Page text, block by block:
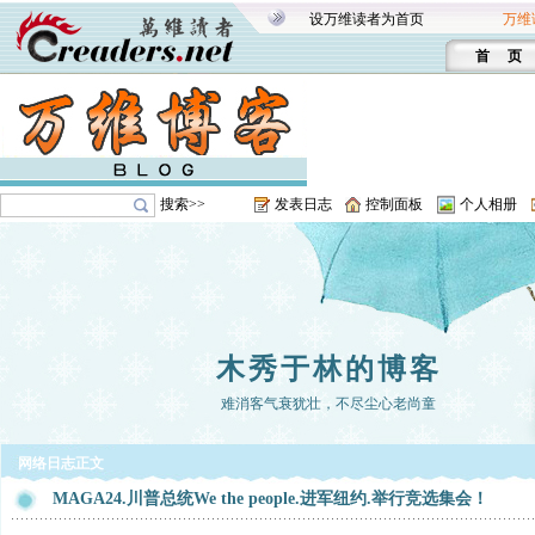
设万维读者为首页 万维
首 页
搜索>> 发表日志 控制面板 个人相册
木秀于林的博客
难消客气衰犹壮，不尽尘心老尚童
网络日志正文
MAGA24.川普总统We the people.进军纽约.举行竞选集会！